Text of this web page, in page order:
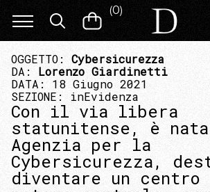
(0)
OGGETTO: Cybersicurezza
DA: Lorenzo Giardinetti
DATA: 18 Giugno 2021
SEZIONE: inEvidenza
Con il via libera
statunitense, è
Agenzia per la
Cybersicurezza,
diventare un centro